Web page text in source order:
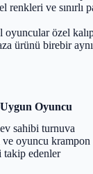
renkleri ve sınırlı
oyuncular özel
ürünü birebir
Oyuncu
sahibi turnuva
oyuncu krampon
edenler